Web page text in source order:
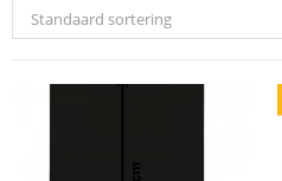
Standaard sortering